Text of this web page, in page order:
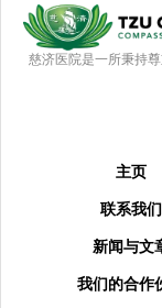
慈济医院是一所秉持
主页
联系我们
新闻与文
我们的合作